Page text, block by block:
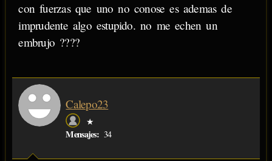
con fuerzas que uno no conose es ademas de
imprudente algo estupido. no me echen un
embrujo ????
Calepo23
★
Mensajes: 34